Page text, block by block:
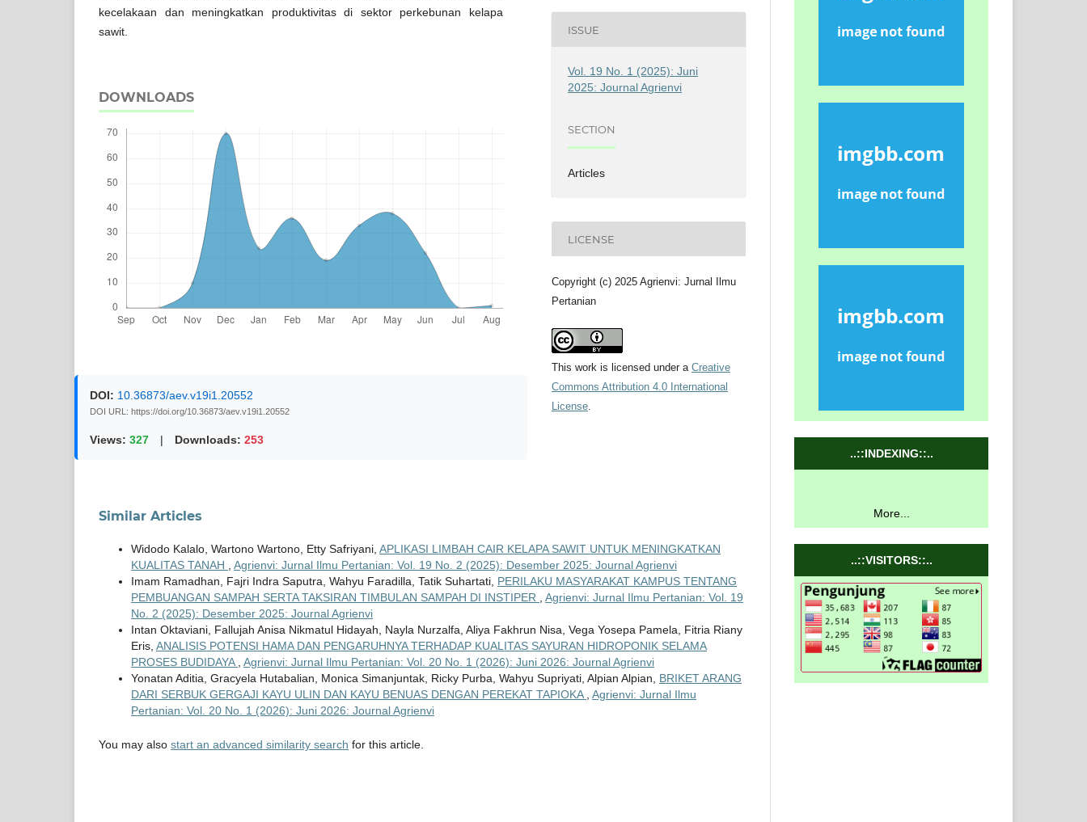
kecelakaan dan meningkatkan produktivitas di sektor perkebunan kelapa
sawit.
DOWNLOADS
DOI: 10.36873/aev.v19i1.20552
DOI URL: https://doi.org/10.36873/aev.v19i1.20552
Views: 327 | Downloads: 253
ISSUE
Vol. 19 No. 1 (2025): Juni
2025: Journal Agrienvi
SECTION
Articles
LICENSE
Copyright (c) 2025 Agrienvi: Jurnal Ilmu
Pertanian
This work is licensed under a Creative
Commons Attribution 4.0 International
License
Similar Articles
Widodo Kalalo, Wartono Wartono, Etty Safriyani, APLIKASI LIMBAH CAIR KELAPA SAWIT UNTUK MENINGKATKAN
KUALITAS TANAH
Agrienvi: Jurnal Ilmu Pertanian: Vol. 19 No. 2 (2025): Desember 2025: Journal Agrienvi
Imam Ramadhan, Fajri Indra Saputra, Wahyu Faradilla, Tatik Suhartati, PERILAKU MASYARAKAT KAMPUS TENTANG
PEMBUANGAN SAMPAH SERTA TAKSIRAN TIMBULAN SAMPAH DI INSTIPER
Agrienvi: Jurnal Ilmu Pertanian: Vol. 19
No. 2 (2025): Desember 2025: Journal Agrienvi
Intan Oktaviani, Fallujah Anisa Nikmatul Hidayah, Nayla Nurzalfa, Aliya Fakhrun Nisa, Vega Yosepa Pamela, Fitria Riany
Eris, ANALISIS POTENSI HAMA DAN PENGARUHNYA TERHADAP KUALITAS SAYURAN HIDROPONIK SELAMA
PROSES BUDIDAYA
Agrienvi: Jurnal Ilmu Pertanian: Vol. 20 No. 1 (2026): Juni 2026: Journal Agrienvi
Yonatan Aditia, Gracyela Hutabalian, Monica Simanjuntak, Ricky Purba, Wahyu Supriyati, Alpian Alpian, BRIKET ARANG
DARI SERBUK GERGAJI KAYU ULIN DAN KAYU BENUAS DENGAN PEREKAT TAPIOKA
Agrienvi: Jurnal Ilmu
Pertanian: Vol. 20 No. 1 (2026): Juni 2026: Journal Agrienvi
You may also start an advanced similarity search for this article.
..::INDEXING::..
More...
..::VISITORS::..